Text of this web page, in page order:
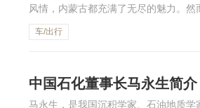
风情，内蒙古都充满了无尽的魅力。
防晒用品、保...
车/出行
中国石化董事长马永生简
马永生，是我国沉积学家、石油地质